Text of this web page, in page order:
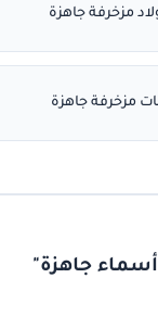
مزخرفة جاهزة
مزخرفة جاهزة